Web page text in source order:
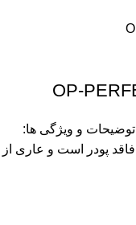
دستکش لاتکس بدون پودر OP-PERFECT توضیحات و ویژگی ها:
دستکش لاتکس بدون پودر OP-PERFECT فاقد پودر است و عاری از